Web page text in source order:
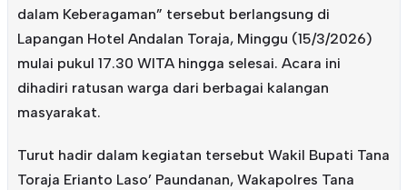
dalam Keberagaman” tersebut berlangsung di
Lapangan Hotel Andalan Toraja, Minggu (15/3/2026)
mulai pukul 17.30 WITA hingga selesai. Acara ini
dihadiri ratusan warga dari berbagai kalangan
masyarakat.
Turut hadir dalam kegiatan tersebut Wakil Bupati Tana
Toraja Erianto Laso’ Paundanan, Wakapolres Tana